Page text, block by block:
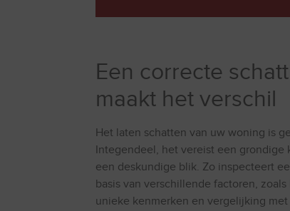
Een correcte
maakt het verschil
Het laten schatten van uw woning is
Integendeel, het vereist een grondige
een deskundige blik. Zo inspecteert
basis van verschillende factoren,
unieke kenmerken en vergelijking